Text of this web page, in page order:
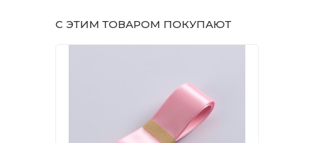
С ЭТИМ ТОВАРОМ ПОКУПАЮТ